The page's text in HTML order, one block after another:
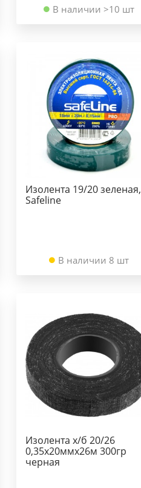
В наличии >10 шт
Изолента 19/20 зеленая,
Safeline
В наличии 8 шт
Изолента х/б 20/26
0,35х20ммх26м 300гр
черная